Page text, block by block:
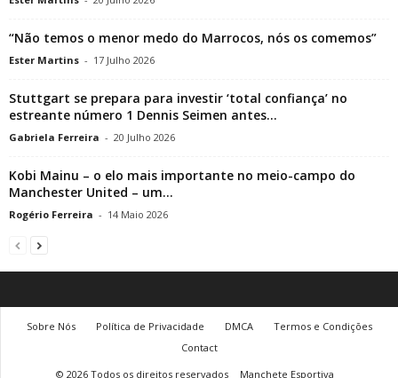
“Não temos o menor medo do Marrocos, nós os comemos”
Ester Martins - 17 Julho 2026
Stuttgart se prepara para investir ‘total confiança’ no
estreante número 1 Dennis Seimen antes...
Gabriela Ferreira - 20 Julho 2026
Kobi Mainu – o elo mais importante no meio-campo do
Manchester United – um...
Rogério Ferreira - 14 Maio 2026
Sobre Nós Política de Privacidade DMCA
Termos e Condições
Contact
© 2026 Todos os direitos reservados
Manchete Esportiva